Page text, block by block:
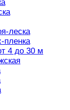
леска
пленка
4 до 30 м